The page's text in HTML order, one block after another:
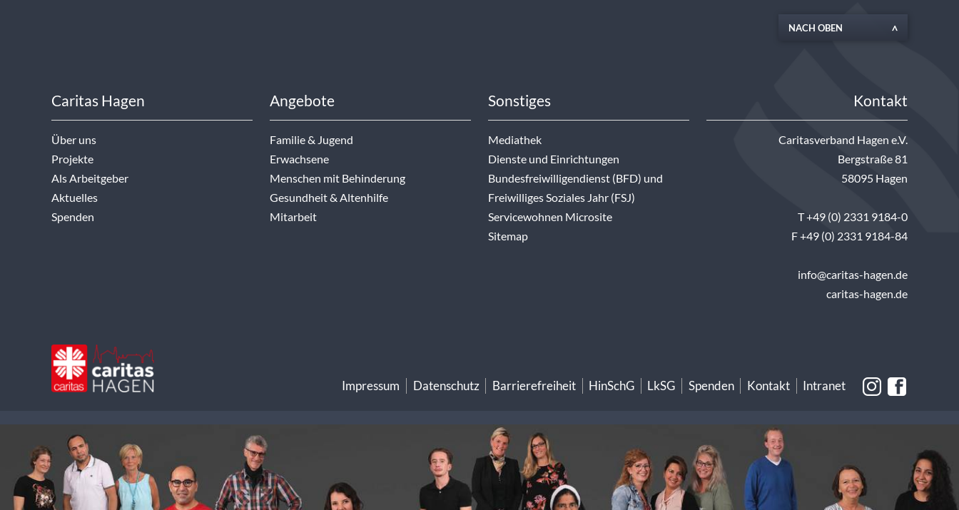
NACH OBEN
Caritas Hagen
Über uns
Projekte
Als Arbeitgeber
Aktuelles
Spenden
Angebote
Familie & Jugend
Erwachsene
Menschen mit Behinderung
Gesundheit & Altenhilfe
Mitarbeit
Sonstiges
Mediathek
Dienste und Einrichtungen
Bundesfreiwilligendienst (BFD) und
Freiwilliges Soziales Jahr (FSJ)
Servicewohnen Microsite
Sitemap
Kontakt
Caritasverband Hagen e.V.
Bergstraße 81
58095 Hagen
T +49 (0) 2331 9184-0
F +49 (0) 2331 9184-84
info@caritas-hagen.de
caritas-hagen.de
Impressum Datenschutz Barrierefreiheit HinSchG LkSG Spenden Kontakt Intranet